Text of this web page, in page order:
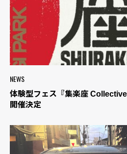
NEWS
体験型フェス『集楽座
開催決定